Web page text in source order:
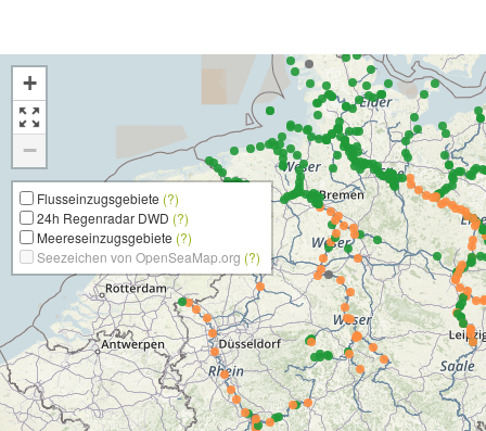
+
−
Flusseinzugsgebiete (?)
24h Regenradar DWD (?)
Meereseinzugsgebiete (?)
Seezeichen von OpenSeaMap.org (?)